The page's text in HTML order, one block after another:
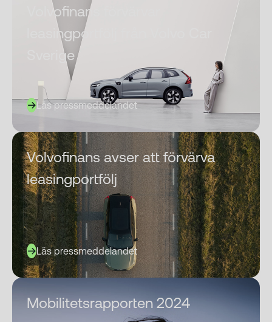
Volvofinans förvärvar
leasingportfölj från Volvo Car
Sverige
Läs pressmeddelandet
Volvofinans avser att förvärva
leasingportfölj
Läs pressmeddelandet
Mobilitetsrapporten 2024